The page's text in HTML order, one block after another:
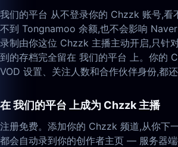
我们的平台 从不登录你的 Chzzk 账号,看
不到 Tongnamoo 余额,也不会影响 Naver
录制由你这位 Chzzk 主播主动开启,只针
到的存档完全留在 我们的平台 上。你的
VOD 设置、关注人数和合作伙伴身份,都还
在 我们的平台 上成为 Chzzk 主播
注册免费。添加你的 Chzzk 频道,从你下
都会自动录到你的创作者主页 — 服务器